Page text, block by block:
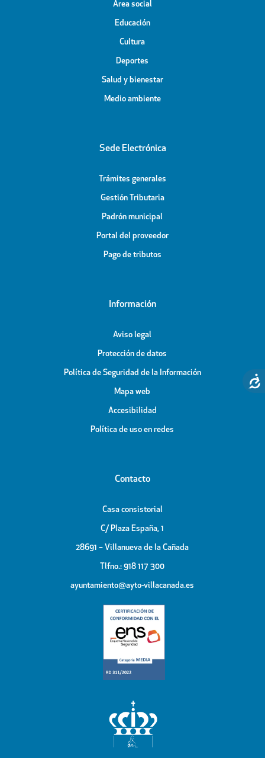
Área social
Educación
Cultura
Deportes
Salud y bienestar
Medio ambiente
Sede Electrónica
Trámites generales
Gestión Tributaria
Padrón municipal
Portal del proveedor
Pago de tributos
Información
Aviso legal
Protección de datos
Política de Seguridad de la Información
Mapa web
Accesibilidad
Política de uso en redes
Contacto
Casa consistorial
C/ Plaza España, 1
28691 – Villanueva de la Cañada
Tlfno.: 918 117 300
ayuntamiento@ayto-villacanada.es